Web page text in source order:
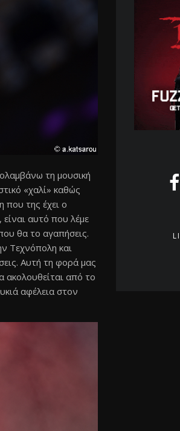
τη μουσική
«χαλί» καθώς
που της έχει ο
είναι αυτό που λέμε
θα το αγαπήσεις.
Τεχνόπολη και
Αυτή τη φορά μας
ακολουθείται από το
αφέλεια στον